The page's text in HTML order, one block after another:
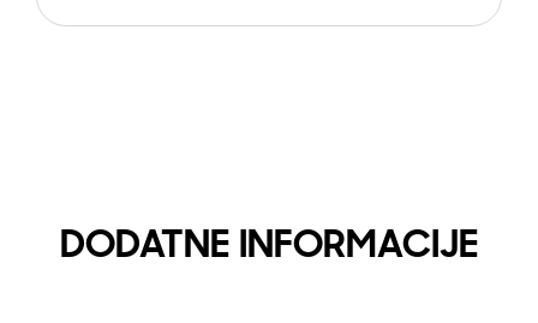
DODATNE INFORMACIJE